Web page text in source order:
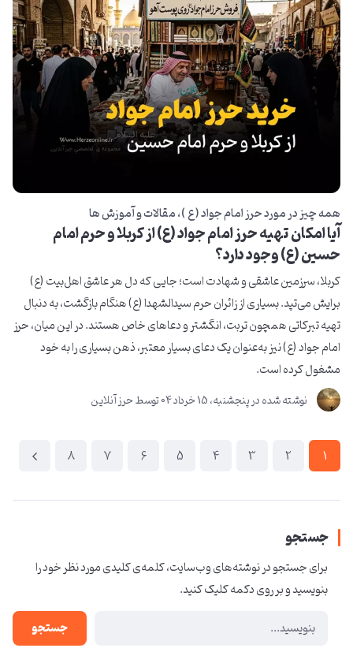
همه چیز در مورد حرز امام جواد ( ع ) مقالات و آموزش ها
آیا امکان تهیه حرز امام جواد (ع) از کربلا و حرم امام
حسین (ع) وجود دارد؟
کربلا، سرزمین عاشقی و شهادت است؛ جایی که دل هر عاشق اهل‌بیت (ع)
برایش می‌تپد. بسیاری از زائران حرم سیدالشهدا (ع) هنگام بازگشت، به دنبال
تهیه تبرکاتی همچون تربت، انگشتر و دعاهای خاص هستند. در این میان، حرز
امام جواد (ع) نیز به‌عنوان یک دعای بسیار معتبر، ذهن بسیاری را به خود
مشغول کرده است.
نوشته شده درپنجشنبه، 15 خرداد 04 توسطحرز آنلاین
1
2
3
4
5
6
7
8
جستجو
برای جستجو در نوشته‌های وب‌سایت، کلمه‌ی کلیدی مورد نظر خود را
بنویسید و بر روی دکمه کلیک کنید.
جستجو